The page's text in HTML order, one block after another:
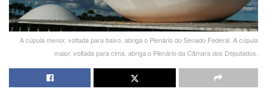
A cúpula menor, voltada para baixo, abriga o Plenário do Senado Federal. A cúpula
maior, voltada para cima, abriga o Plenário da Câmara dos Deputados.